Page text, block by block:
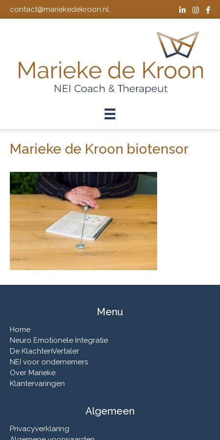
contact@mariekedekroon.nl
Marieke de Kroon biotensor
Menu
Home
Neuro Emotionele Integratie
De KlachtenVertaler
NEI voor ondernemers
Over Marieke
Klantervaringen
Algemeen
Privacyverklaring